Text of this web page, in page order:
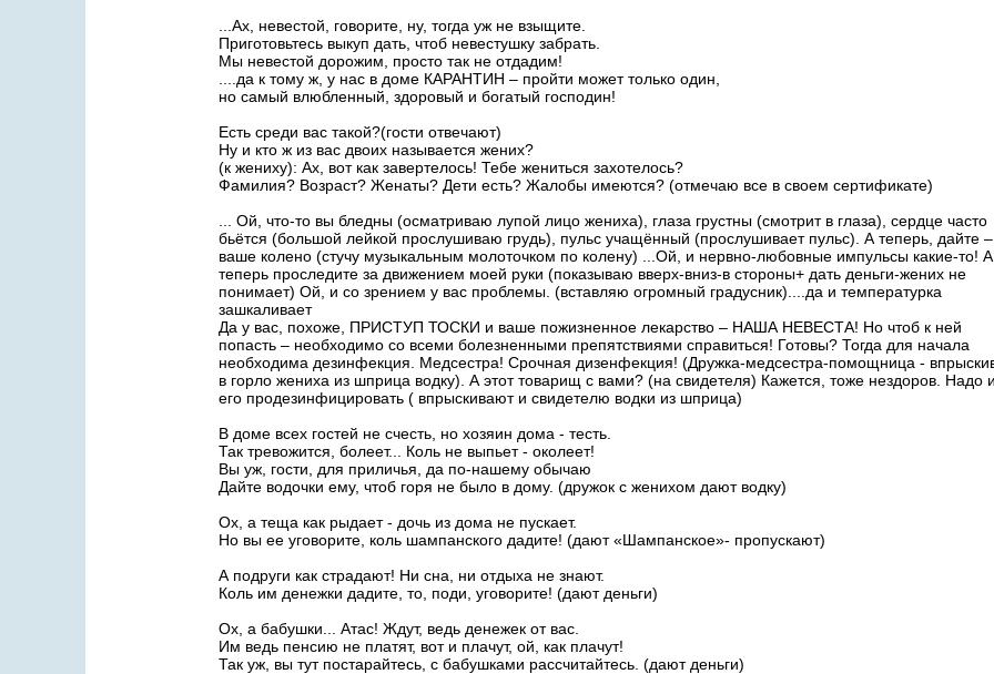
...Ах, невестой, говорите, ну, тогда уж не взыщите.
Приготовьтесь выкуп дать, чтоб невестушку забрать.
Мы невестой дорожим, просто так не отдадим!
....да к тому ж, у нас в доме КАРАНТИН – пройти может только один,
но самый влюбленный, здоровый и богатый господин!
Есть среди вас такой?(гости отвечают)
Ну и кто ж из вас двоих называется жених?
(к жениху): Ах, вот как завертелось! Тебе жениться захотелось?
Фамилия? Возраст? Женаты? Дети есть? Жалобы имеются? (отмечаю все в своем сертификате)
... Ой, что-то вы бледны (осматриваю лупой лицо жениха), глаза грустны (смотрит в глаза), сердце часто
бьётся (большой лейкой прослушиваю грудь), пульс учащённый (прослушивает пульс). А теперь, дайте
ваше колено (стучу музыкальным молоточком по колену) ...Ой, и нервно-любовные импульсы какие-то! А
теперь проследите за движением моей руки (показываю вверх-вниз-в стороны+ дать деньги-жених не
понимает) Ой, и со зрением у вас проблемы. (вставляю огромный градусник)....да и температурка
зашкаливает
Да у вас, похоже, ПРИСТУП ТОСКИ и ваше пожизненное лекарство – НАША НЕВЕСТА! Но чтоб к ней
попасть – необходимо со всеми болезненными препятствиями справиться! Готовы? Тогда для начала
необходима дезинфекция. Медсестра! Срочная дизенфекция! (Дружка-медсестра-помощница -
в горло жениха из шприца водку). А этот товарищ с вами? (на свидетеля) Кажется, тоже нездоров. Надо
его продезинфицировать ( впрыскивают и свидетелю водки из шприца)
В доме всех гостей не счесть, но хозяин дома - тесть.
Так тревожится, болеет... Коль не выпьет - околеет!
Вы уж, гости, для приличья, да по-нашему обычаю
Дайте водочки ему, чтоб горя не было в дому. (дружок с женихом дают водку)
Ох, а теща как рыдает - дочь из дома не пускает.
Но вы ее уговорите, коль шампанского дадите! (дают «Шампанское»- пропускают)
А подруги как страдают! Ни сна, ни отдыха не знают.
Коль им денежки дадите, то, поди, уговорите! (дают деньги)
Ох, а бабушки... Атас! Ждут, ведь денежек от вас.
Им ведь пенсию не платят, вот и плачут, ой, как плачут!
Так уж, вы тут постарайтесь, с бабушками рассчитайтесь. (дают деньги)